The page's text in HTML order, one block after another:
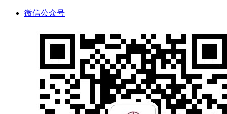
微信公众号